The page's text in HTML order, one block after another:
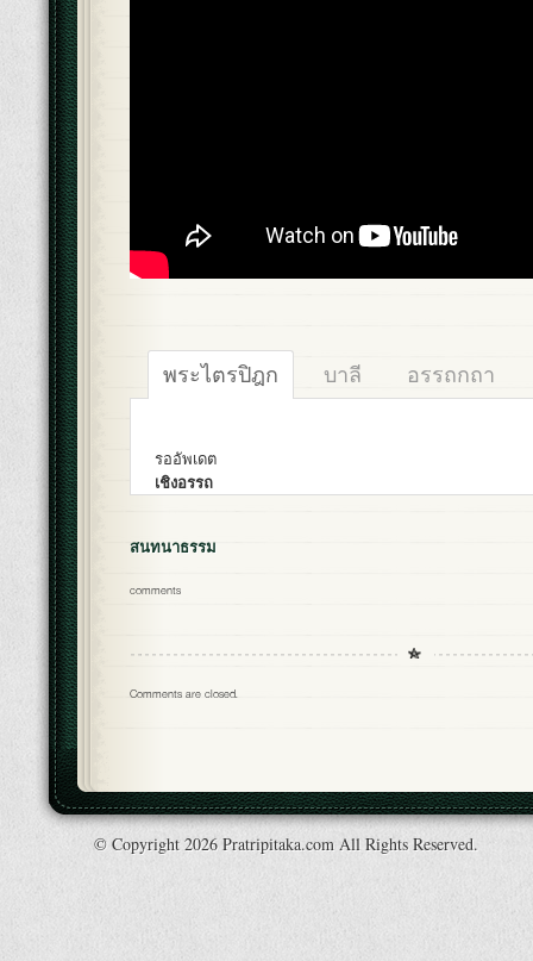
พระไตรปิฎก บาลี อรรถกถา
รออัพเดต
เชิงอรรถ
สนทนาธรรม
comments
Comments are closed.
© Copyright 2026 Pratripitaka.com All Rights Reserved.